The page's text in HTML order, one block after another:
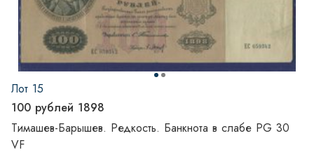
Лот 15
100 рублей 1898
Тимашев-Барышев. Редкость. Банкнота в слабе PG 30
VF